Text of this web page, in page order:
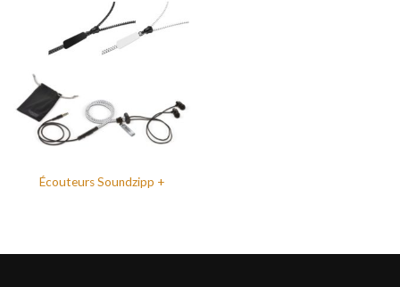
Écouteurs Soundzipp +